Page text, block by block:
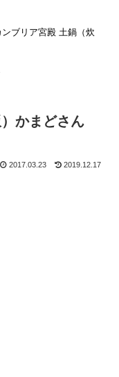
ンブリア宮殿 土鍋（炊
かまどさん
2017.03.23 2019.12.17